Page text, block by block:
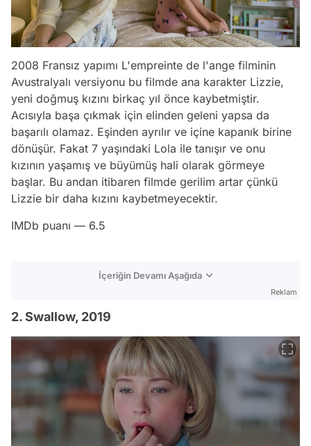
2008 Fransız yapımı L'empreinte de l'ange filminin
Avustralyalı versiyonu bu filmde ana karakter Lizzie,
yeni doğmuş kızını birkaç yıl önce kaybetmiştir.
Acısıyla başa çıkmak için elinden geleni yapsa da
başarılı olamaz. Eşinden ayrılır ve içine kapanık birine
dönüşür. Fakat 7 yaşındaki Lola ile tanışır ve onu
kızının yaşamış ve büyümüş hali olarak görmeye
başlar. Bu andan itibaren filmde gerilim artar çünkü
Lizzie bir daha kızını kaybetmeyecektir.
IMDb puanı — 6.5
İçeriğin Devamı Aşağıda
Reklam
2. Swallow, 2019